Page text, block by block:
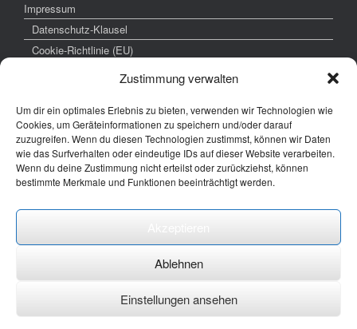
Zustimmung verwalten
Um dir ein optimales Erlebnis zu bieten, verwenden wir Technologien wie
Cookies, um Geräteinformationen zu speichern und/oder darauf
zuzugreifen. Wenn du diesen Technologien zustimmst, können wir Daten
wie das Surfverhalten oder eindeutige IDs auf dieser Website verarbeiten.
Wenn du deine Zustimmung nicht erteilst oder zurückziehst, können
bestimmte Merkmale und Funktionen beeinträchtigt werden.
Ablehnen
Einstellungen ansehen
Impressum
Datenschutz-Klausel
Cookie-Richtlinie (EU)
weitere interessante Links
www.hochzeitsfoto-tk.de
www.fotografie-kraemer.de
E-Mail: thomas ( @) thomas-kraemer-fotografie.de
Ein Theme vonSiteOrigin